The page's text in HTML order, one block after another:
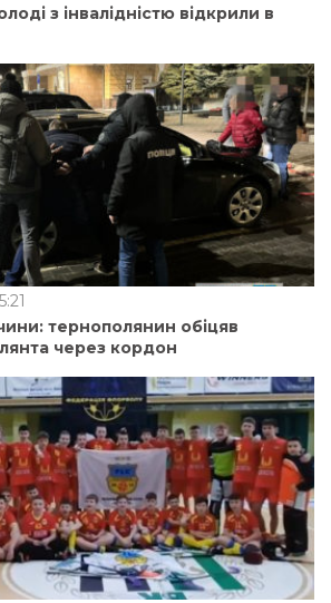
з інвалідністю відкрили в
тернополянин обіцяв
через кордон